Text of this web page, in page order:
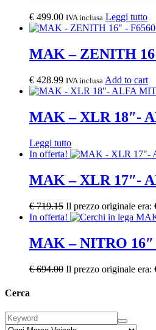
€ 499.00 IVA inclusa Leggi tutto
MAK – ZENITH
€ 428.99 IVA inclusa Add to cart
MAK – XLR 18″-
Leggi tutto
In offerta!
MAK – XLR 17″-
€719.15 Il prezzo originale era:
In offerta!
MAK – NITRO
€694.00 Il prezzo originale era:
Cerca